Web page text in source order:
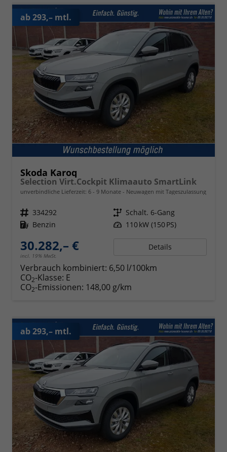
ab 293,– mtl.
Skoda Karoq
Selection Virt.Cockpit Klimaauto SmartLink
unverbindliche Lieferzeit: 6 - 9 Monate Neuwagen mit Tageszulassung
Fahrzeugnr. 334292 Getriebe Schalt. 6-Gang
Kraftstoff Benzin Leistung 110 kW (150 PS)
30.282,– €
incl. 19% MwSt.
Details
Verbrauch kombiniert: 6,50 l/100km
CO2-Klasse: E
CO2-Emissionen: 148,00 g/km
ab 293,– mtl.